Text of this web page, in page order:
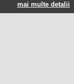
mai multe detalii